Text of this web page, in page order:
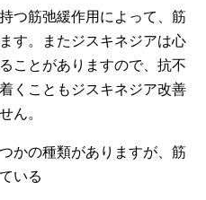
つ筋弛緩作用によって、筋
す。またジスキネジアは心
ことがありますので、抗不
くこともジスキネジア改善
ん。
かの種類がありますが、筋
いる